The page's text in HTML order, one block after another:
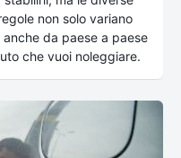
non solo variano
da paese a paese
che vuoi noleggiare.